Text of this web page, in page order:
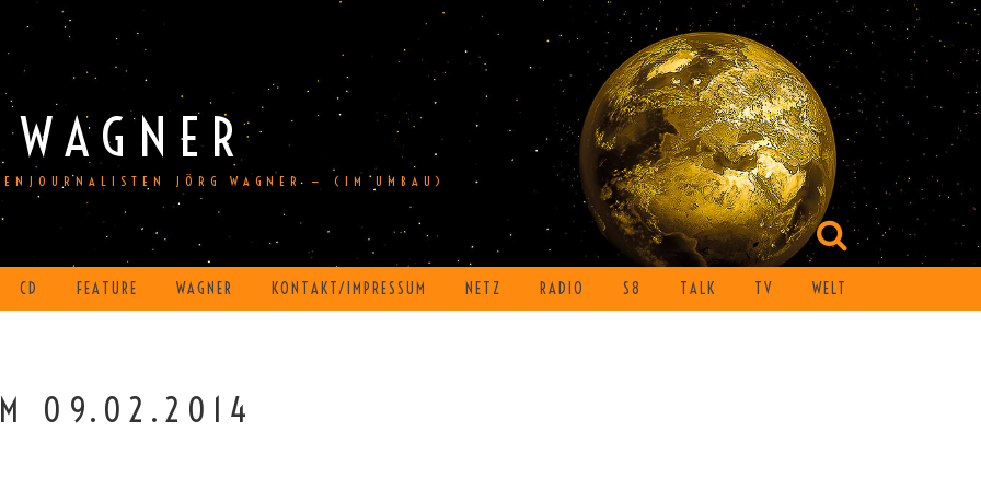
JÖRG WAGNER — (IM UMBAU)
CD FEATURE WAGNER KONTAKT/IMPRESSUM NETZ RADIO S8 TALK TV WELT
09.02.2014